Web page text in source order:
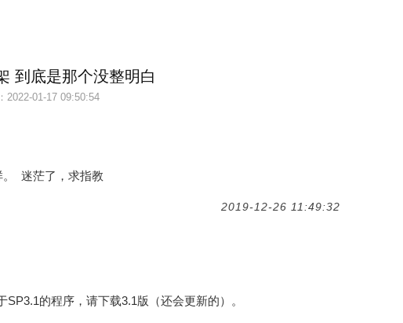
到底是那个没整明白
2022-01-17 09:50:54
迷茫了，求指教
2019-12-26 11:49:32
的程序，请下载3.1版（还会更新的）。